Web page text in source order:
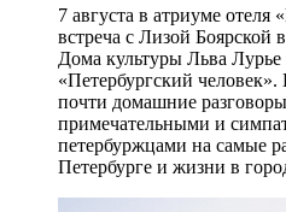
7 августа в атриуме отеля
встреча с Лизой Боярской
Дома культуры Льва
«Петербургский
почти домашние
примечательными и
петербуржцами на самые
Петербурге и жизни в